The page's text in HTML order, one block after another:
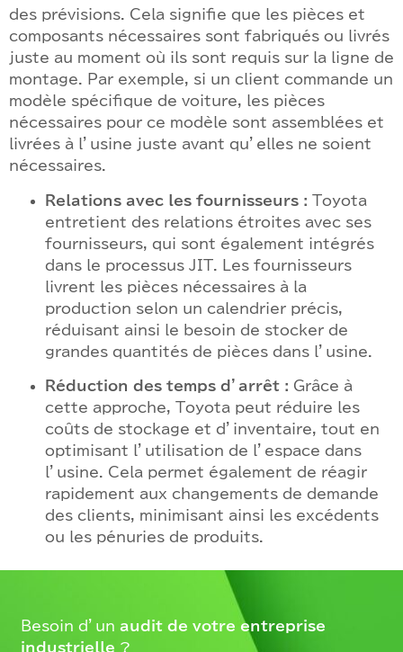
des prévisions. Cela signifie que les pièces et
composants nécessaires sont fabriqués ou livrés
juste au moment où ils sont requis sur la ligne de
montage. Par exemple, si un client commande un
modèle spécifique de voiture, les pièces
nécessaires pour ce modèle sont assemblées et
livrées à l’usine juste avant qu’elles ne soient
nécessaires.
Relations avec les fournisseurs : Toyota
entretient des relations étroites avec ses
fournisseurs, qui sont également intégrés
dans le processus JIT. Les fournisseurs
livrent les pièces nécessaires à la
production selon un calendrier précis,
réduisant ainsi le besoin de stocker de
grandes quantités de pièces dans l’usine.
Réduction des temps d’arrêt : Grâce à
cette approche, Toyota peut réduire les
coûts de stockage et d’inventaire, tout en
optimisant l’utilisation de l’espace dans
l’usine. Cela permet également de réagir
rapidement aux changements de demande
des clients, minimisant ainsi les excédents
ou les pénuries de produits.
Besoin d’un audit de votre entreprise
industrielle ?